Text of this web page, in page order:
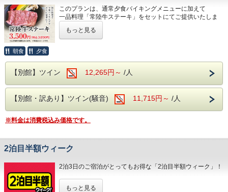
さらに、さらに
生ビールや日本酒の地酒までが飲み放題となりセットでお楽
しみいただけます！
※近隣に、コンビニエンスストアがございます。
様には付きませんのでご了承ください。
お子様に付ける場合、別途、お電話にてお申し込みくださ
い。
奥久慈館は
近隣には日本三名瀑の【袋田の滝】や滝の裏側がのぞける
ノスタルジックな佇まいから、数々のドラマや映画のロケ地
【旧上岡小学校】など名所も数多くございます。
PH8.75ナトリウム-硫酸塩・塩化物温泉です！
夕食・朝食共に
和洋中の厳選した様々な料理を
このプランは、通常夕食バイキングメニューに加えて
一品料理「常陸牛ステーキ」をセットにてご提供いたしま
豪華なバイキングメニューに一品加えて、茨城ブランド牛の
常陸牛ステーキを提供いたします。
指定生産者が茨城県内で長期間飼育した黒毛和種のうち、歩
留等級AもしくはB、
認定したものを指します。
農業が盛んで年間を通じて温暖な気候の茨城県。肥沃な土地
と生産者の情熱と確かな技術が生んだ「常陸牛」、きめ細や
徴の茨城県を代表するブランド牛です。
是非、この機会にご賞味くださいませ。
※このプランでお子様もご一緒にお申込みの際、
「常陸牛ステーキ」は大人の方のみ提供となり、小人・幼児
のお子様には付きませんのでご了承ください。
お子様に付ける場合、別途、お電話にてお申し込みください
もっと見る
朝食 夕食
【別館】ツイン 12,265円～ /人
【別館・訳あり】ツイン(騒音) 11,715円～ /人
※料金は消費税込み価格です。
2泊目半額ウィーク
2泊3日のご宿泊がとってもお得な「2泊目半額ウィーク」！
もっと見る